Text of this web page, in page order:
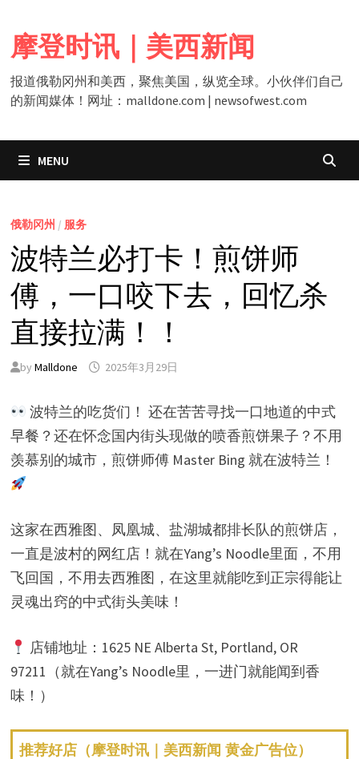
content
摩登时讯｜美西新闻
报道俄勒冈州和美西，聚焦美国，纵览全球。小伙伴们自己
的新闻媒体！网址：malldone.com | newsofwest.com
MENU
俄勒冈州 / 服务
波特兰必打卡！煎饼师
傅，一口咬下去，回忆杀
直接拉满！！
by Malldone 2025年3月29日
波特兰的吃货们！ 还在苦苦寻找一口地道的中式
早餐？还在怀念国内街头现做的喷香煎饼果子？不用
羡慕别的城市，煎饼师傅 Master Bing 就在波特兰！
这家在西雅图、凤凰城、盐湖城都排长队的煎饼店，
一直是波村的网红店！就在Yang’s Noodle里面，不用
飞回国，不用去西雅图，在这里就能吃到正宗得能让
灵魂出窍的中式街头美味！
店铺地址：1625 NE Alberta St, Portland, OR
97211（就在Yang’s Noodle里，一进门就能闻到香
味！）
推荐好店（摩登时讯｜美西新闻 黄金广告位）